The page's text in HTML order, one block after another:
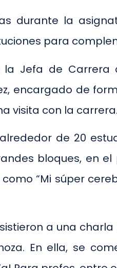
durante la
para
la Jefa de
encargado de
visita con la carrera.
de 20
bloques, en
“Mi súper
a una
En ella, se